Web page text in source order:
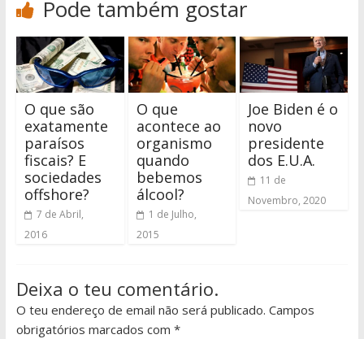
Pode também gostar
O que são
exatamente
paraísos
fiscais? E
sociedades
offshore?
7 de Abril,
2016
O que
acontece ao
organismo
quando
bebemos
álcool?
1 de Julho,
2015
Joe Biden é o
novo
presidente
dos E.U.A.
11 de
Novembro, 2020
Deixa o teu comentário.
O teu endereço de email não será publicado. Campos
obrigatórios marcados com *